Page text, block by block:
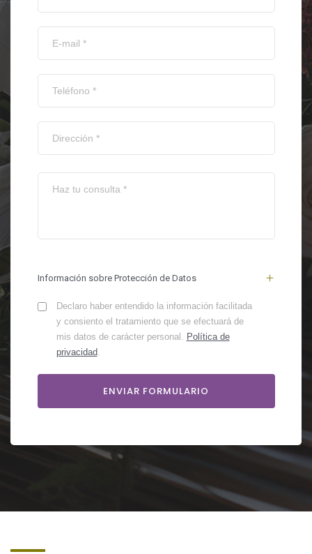
Información sobre Protección de Datos
Declaro haber entendido la información facilitada
y consiento el tratamiento que se efectuará de
mis datos de carácter personal. Política de
privacidad.